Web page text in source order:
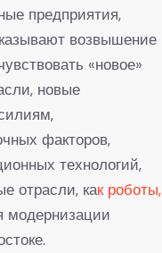
предприятия,
возвышение
«новое»
новые
факторов,
технологий,
отрасли, как роботы,
модернизации